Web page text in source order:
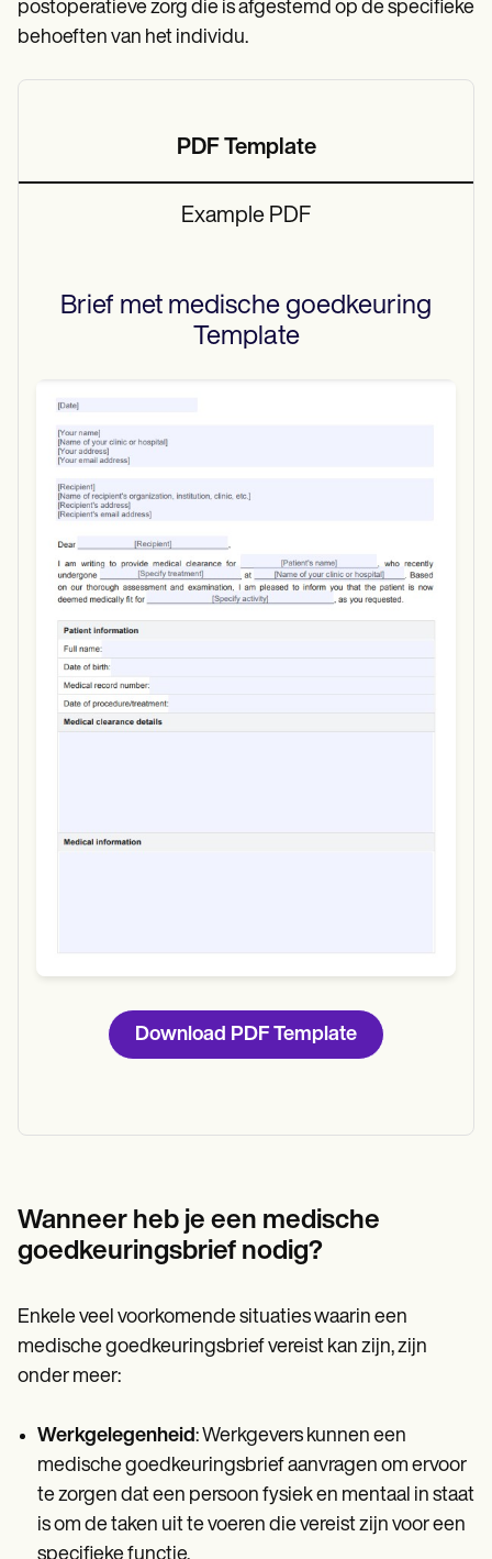
postoperatieve zorg die is afgestemd op de specifieke
behoeften van het individu.
PDF Template
Example PDF
Brief met medische goedkeuring
Template
Use Template
Download PDF Template
Wanneer heb je een medische
goedkeuringsbrief nodig?
Enkele veel voorkomende situaties waarin een
medische goedkeuringsbrief vereist kan zijn, zijn
onder meer:
Werkgelegenheid: Werkgevers kunnen een
medische goedkeuringsbrief aanvragen om ervoor
te zorgen dat een persoon fysiek en mentaal in staat
is om de taken uit te voeren die vereist zijn voor een